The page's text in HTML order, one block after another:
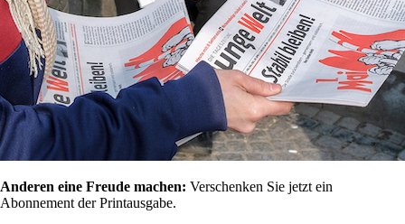
Anderen eine Freude machen: Verschenken Sie jetzt ein
Abonnement der Printausgabe.